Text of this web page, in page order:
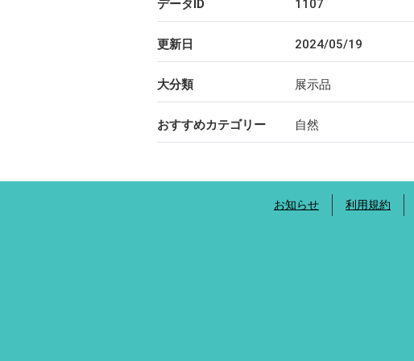
データID 1107
更新日 2024/05/19
大分類 展示品
おすすめカテゴリー 自然
お知らせ 利用規約